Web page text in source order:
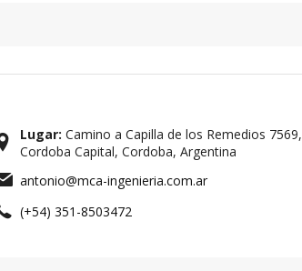
Lugar: Camino a Capilla de los Remedios 7569,
Cordoba Capital, Cordoba, Argentina
antonio@mca-ingenieria.com.ar
(+54) 351-8503472